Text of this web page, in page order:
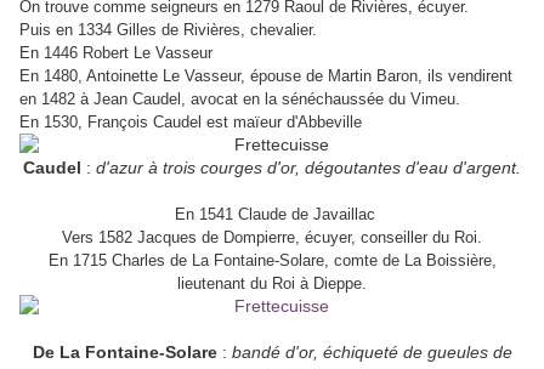
On trouve comme seigneurs en 1279 Raoul de Rivières, écuyer.
Puis en 1334 Gilles de Rivières, chevalier.
En 1446 Robert Le Vasseur
En 1480, Antoinette Le Vasseur, épouse de Martin Baron, ils vendirent
en 1482 à Jean Caudel, avocat en la sénéchaussée du Vimeu.
En 1530, François Caudel est maïeur d'Abbeville
Caudel : d'azur à trois courges d'or, dégoutantes d'eau d'argent.
En 1541 Claude de Javaillac
Vers 1582 Jacques de Dompierre, écuyer, conseiller du Roi.
En 1715 Charles de La Fontaine-Solare, comte de La Boissière,
lieutenant du Roi à Dieppe.
De La Fontaine-Solare: bandé d'or, échiqueté de gueules de